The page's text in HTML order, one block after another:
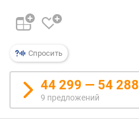
л
ь
о
ь
(
д
Спросить
44 299 — 54 288
9 предложений